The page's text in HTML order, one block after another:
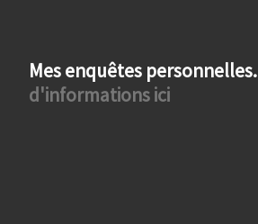
Mes enquêtes personnelles.
d'informations ici